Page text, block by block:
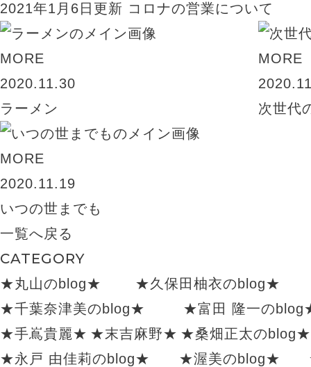
2021年1月6日更新 コロナの営業について
MORE
2020.11.30
ラーメン
MORE
次世代
MORE
2020.11.19
いつの世までも
一覧へ戻る
CATEGORY
★丸山のblog★
★久保田柚衣のblog★
★千葉奈津美のblog★
★富田 隆一の
★手嶌貴麗★ ★末吉麻野★ ★桑畑正太のblog★
★永戸 由佳莉のblog★
★渥美のblog★